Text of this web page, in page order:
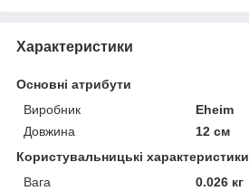
Характеристики
Основні атрибути
Виробник
Eheim
Довжина
12 см
Користувальницькі характеристики
Вага
0.026 кг